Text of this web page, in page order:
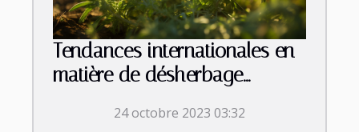
Tendances internationales en
matière de désherbage
24 octobre 2023 03:32